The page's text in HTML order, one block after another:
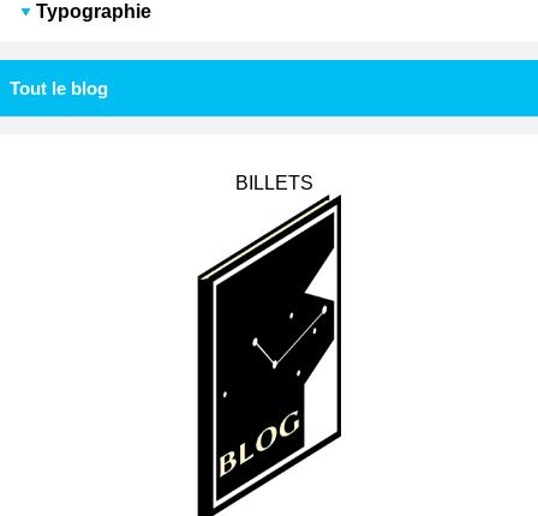
Typographie
Tout le blog
BILLETS